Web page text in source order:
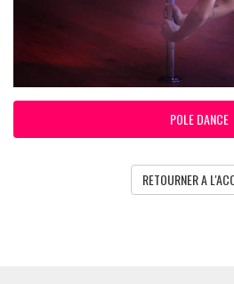
POLE DANCE
RETOURNER A